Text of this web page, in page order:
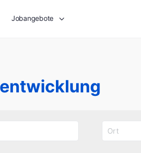
Jobangebote